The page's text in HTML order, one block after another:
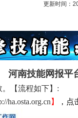
更新时间：
河南技能网报平
【流程如下】 :
ha.osta.org.cn 】 ，点